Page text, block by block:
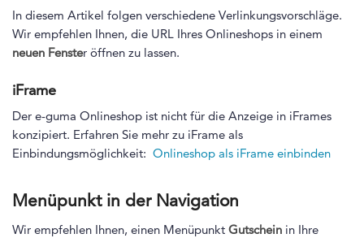
In diesem Artikel folgen verschiedene Verlinkungsvorschläge.
Wir empfehlen Ihnen, die URL Ihres Onlineshops in einem
neuen Fenster öffnen zu lassen.
iFrame
Der e-guma Onlineshop ist nicht für die Anzeige in iFrames
konzipiert. Erfahren Sie mehr zu iFrame als
Einbindungsmöglichkeit: Onlineshop als iFrame einbinden
Menüpunkt in der Navigation
Wir empfehlen Ihnen, einen Menüpunkt Gutschein in Ihre